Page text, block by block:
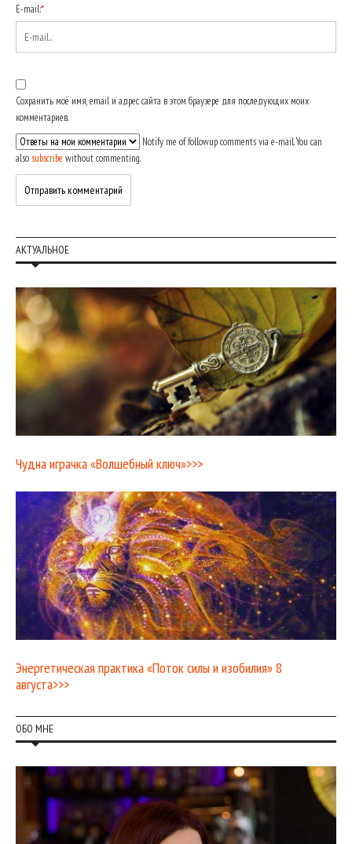
E-mail:*
Сохранить моё имя, email и адрес сайта в этом браузере для последующих моих
комментариев.
Notify me of followup comments via e-mail. You can
also subscribe without commenting.
АКТУАЛЬНОЕ
Чудна играчка «Волшебный ключ»>>>
Энергетическая практика «Поток силы и изобилия» 8
августа>>>
ОБО МНЕ